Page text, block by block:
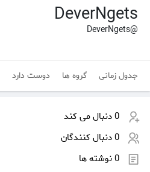
DeverNgets
@DeverNgets
جدول زمانی گروه ها دوست دارد
0 دنبال می کند
0 دنبال کنندگان
0 نوشته ها